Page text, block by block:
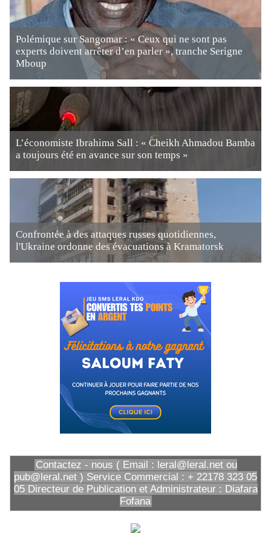
Polémique sur Sangomar : « Ceux qui ne sont pas
experts doivent arrêter d’en parler », tranche Serigne
Mboup
L’économiste Ibrahima Sall : « Cheikh Ahmadou Bamba
a toujours été en avance sur son temps »
Confrontée à des attaques russes quotidiennes,
l'Ukraine ordonne des évacuations à Kramatorsk
Contactez - nous ( Email : leral@leral.net ou
pub@leral.net ) Service Commercial : + 22178 323 05
05 Directeur de Publication et Administrateur : Diafara
Fofana